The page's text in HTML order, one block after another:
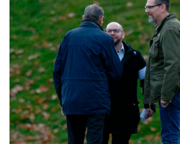
Gruppen:
Regionen:
Schlagwörter:
Bundeswehr